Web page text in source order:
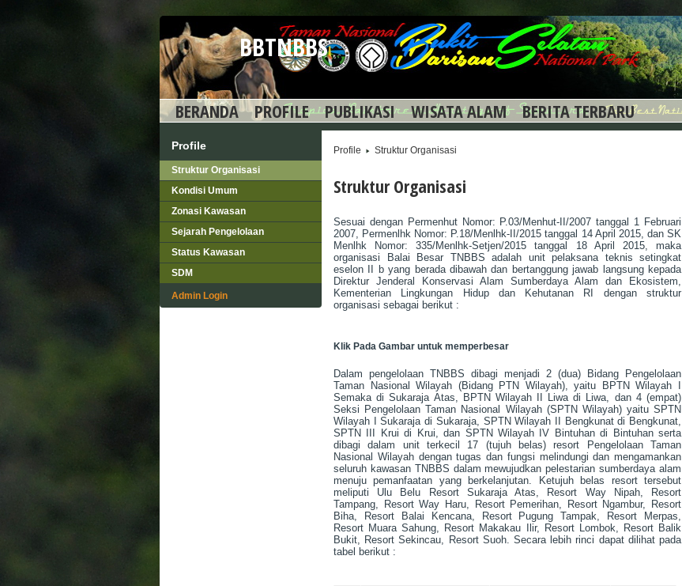
BBTNBBS
BERANDA PROFILE PUBLIKASI WISATA ALAM BERITA TERBARU
Profile
Struktur Organisasi
Kondisi Umum
Zonasi Kawasan
Sejarah Pengelolaan
Status Kawasan
SDM
Admin Login
Profile Struktur Organisasi
Struktur Organisasi
Sesuai dengan Permenhut Nomor: P.03/Menhut-II/2007 tanggal 1 Februari
2007, Permenlhk Nomor: P.18/Menlhk-II/2015 tanggal 14 April 2015, dan SK
Menlhk Nomor: 335/Menlhk-Setjen/2015 tanggal 18 April 2015, maka
organisasi Balai Besar TNBBS adalah unit pelaksana teknis setingkat
eselon II b yang berada dibawah dan bertanggung jawab langsung kepada
Direktur Jenderal Konservasi Alam Sumberdaya Alam dan Ekosistem,
Kementerian Lingkungan Hidup dan Kehutanan RI dengan struktur
organisasi sebagai berikut :
Klik Pada Gambar untuk memperbesar
Dalam pengelolaan TNBBS dibagi menjadi 2 (dua) Bidang Pengelolaan
Taman Nasional Wilayah (Bidang PTN Wilayah), yaitu BPTN Wilayah I
Semaka di Sukaraja Atas, BPTN Wilayah II Liwa di Liwa, dan 4 (empat)
Seksi Pengelolaan Taman Nasional Wilayah (SPTN Wilayah) yaitu SPTN
Wilayah I Sukaraja di Sukaraja, SPTN Wilayah II Bengkunat di Bengkunat,
SPTN III Krui di Krui, dan SPTN Wilayah IV Bintuhan di Bintuhan serta
dibagi dalam unit terkecil 17 (tujuh belas) resort Pengelolaan Taman
Nasional Wilayah dengan tugas dan fungsi melindungi dan mengamankan
seluruh kawasan TNBBS dalam mewujudkan pelestarian sumberdaya alam
menuju pemanfaatan yang berkelanjutan. Ketujuh belas resort tersebut
meliputi Ulu Belu Resort Sukaraja Atas, Resort Way Nipah, Resort
Tampang, Resort Way Haru, Resort Pemerihan, Resort Ngambur, Resort
Biha, Resort Balai Kencana, Resort Pugung Tampak, Resort Merpas,
Resort Muara Sahung, Resort Makakau Ilir, Resort Lombok, Resort Balik
Bukit, Resort Sekincau, Resort Suoh. Secara lebih rinci dapat dilihat pada
tabel berikut :